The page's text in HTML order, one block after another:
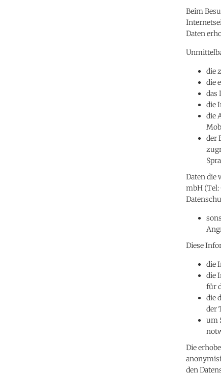
Beim
Daten
die
die
das
die
die
der
Daten die
mbH (Tel:
Diese
die
die
für
die
der
um
Die
den